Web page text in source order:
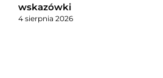
wskazówki
4 sierpnia 2026